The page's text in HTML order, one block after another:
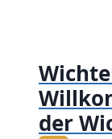
der